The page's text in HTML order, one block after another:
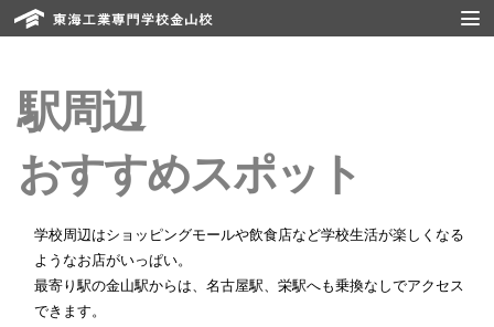
駅周辺
おすすめスポット
学校周辺はショッピングモールや飲食店など学校生活が楽しくなる
ようなお店がいっぱい。
最寄り駅の金山駅からは、名古屋駅、栄駅へも乗換なしでアクセス
できます。